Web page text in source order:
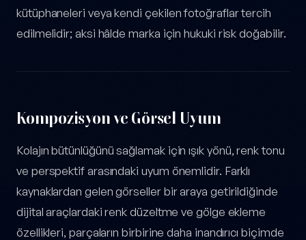
kütüphaneleri veya kendi çekilen fotoğraflar tercih
edilmelidir; aksi hâlde marka için hukuki risk doğabilir.
Kompozisyon ve Görsel Uyum
Kolajın bütünlüğünü sağlamak için ışık yönü, renk tonu
ve perspektif arasındaki uyum önemlidir. Farklı
kaynaklardan gelen görseller bir araya getirildiğinde
dijital araçlardaki renk düzeltme ve gölge ekleme
özellikleri, parçaların birbirine daha inandırıcı biçimde